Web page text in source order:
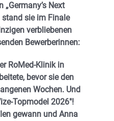
Next
stand sie im Finale
verbliebenen
Bewerberinnen:
RoMed-Klinik in
bevor sie den
Wochen. Und
Topmodel 2026″!
gewann und Anna